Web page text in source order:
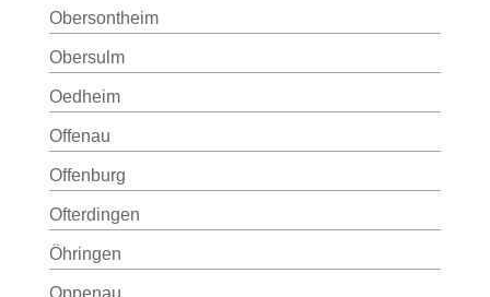
Obersontheim
Obersulm
Oedheim
Offenau
Offenburg
Ofterdingen
Öhringen
Oppenau